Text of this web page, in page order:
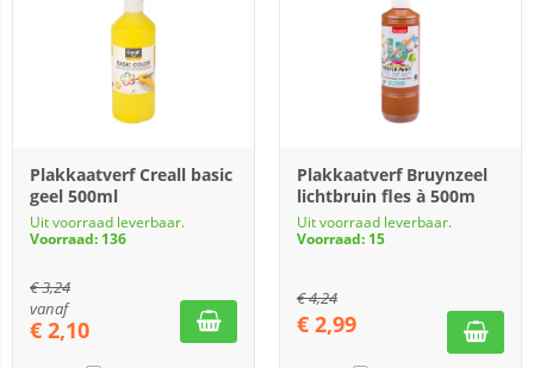
Plakkaatverf Creall basic
geel 500ml
Uit voorraad leverbaar.
Voorraad: 136
€3,24
vanaf
€ 2,10
Plakkaatverf Bruynzeel
lichtbruin fles à 500m
Uit voorraad leverbaar.
Voorraad: 15
€4,24
€ 2,99